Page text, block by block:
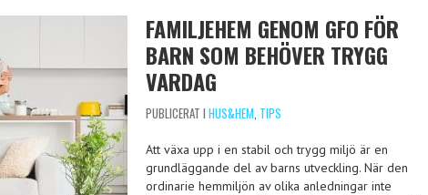
FAMILJEHEM GENOM GFO FÖR
BARN SOM BEHÖVER TRYGG
VARDAG
PUBLICERAT I HUS&HEM, TIPS
Att växa upp i en stabil och trygg miljö är en
grundläggande del av barns utveckling. När den
ordinarie hemmiljön av olika anledningar inte